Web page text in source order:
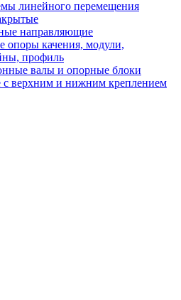
линейного перемещения
направляющие
опоры качения, модули,
профиль
валы и опорные блоки
верхним и нижним креплением